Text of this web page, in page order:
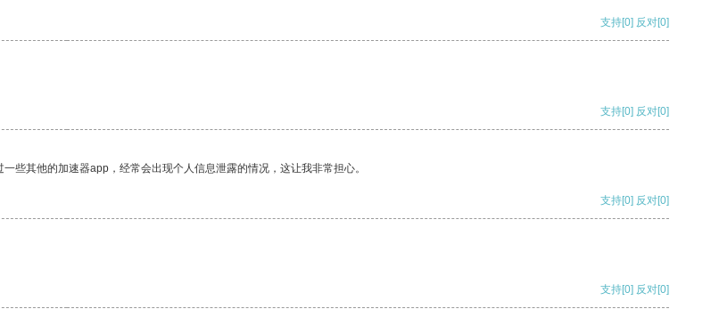
支持[0] 反对[0]
支持[0] 反对[0]
些其他的加速器app，经常会出现个人信息泄露的情况，这让我非常担心。
支持[0] 反对[0]
支持[0] 反对[0]